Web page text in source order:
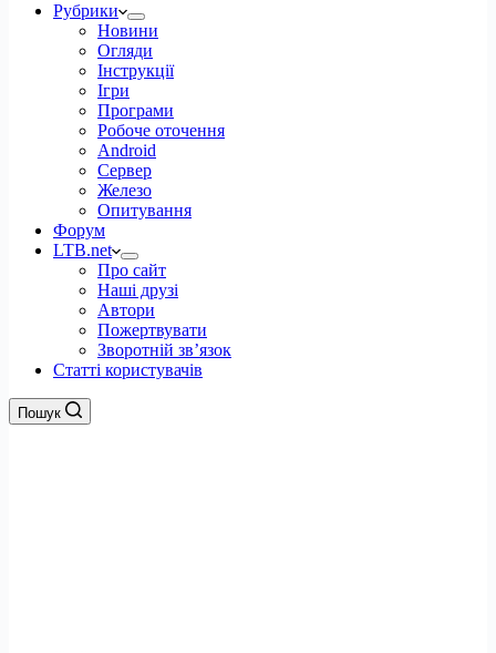
Рубрики
Новини
Огляди
Інструкції
Ігри
Програми
Робоче оточення
Android
Сервер
Железо
Опитування
Форум
LTB.net
Про сайт
Наші друзі
Автори
Пожертвувати
Зворотній зв’язок
Статті користувачів
Пошук